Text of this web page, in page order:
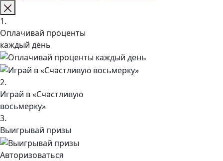
1.
Оплачивай проценты
каждый день
2.
Играй в «Счастливую
восьмерку»
3.
Выигрывай призы
Авторизоваться